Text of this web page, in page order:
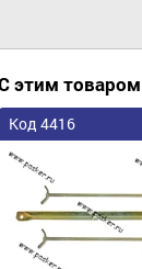
этим
Код 4416